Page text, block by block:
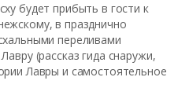
будет прибыть в гости к
в празднично
переливами
(рассказ гида снаружи,
Лавры и самостоятельное